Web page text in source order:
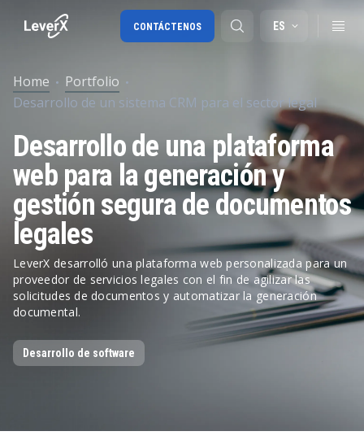
Migración a SAP S/4HANA
RISE with SAP
SAP Ariba
Cadena de Suministro Digital
ES
CONTÁCTENOS
Home
Portfolio
Desarrollo de un sistema CRM para el sector legal
Desarrollo de una plataforma
web para la generación y
gestión segura de documentos
legales
LeverX desarrolló una plataforma web personalizada para un
proveedor de servicios legales con el fin de agilizar las
solicitudes de documentos y automatizar la generación
documental.
Desarrollo de software